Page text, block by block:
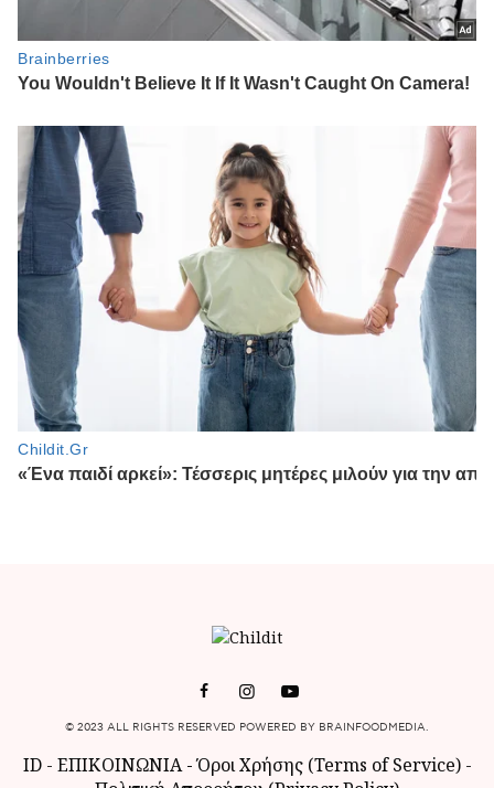
© 2023 ALL RIGHTS RESERVED POWERED BY BRAINFOODMEDIA.
ID- ΕΠΙΚΟΙΝΩΝΙΑ-Όροι Χρήσης (Terms of Service)-